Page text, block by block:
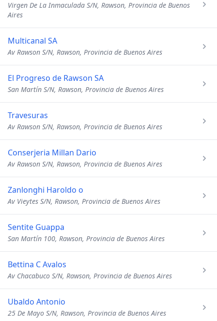
Virgen De La Inmaculada S/N, Rawson, Provincia de Buenos
Aires
Multicanal SA
Av Rawson S/N, Rawson, Provincia de Buenos Aires
El Progreso de Rawson SA
San Martín S/N, Rawson, Provincia de Buenos Aires
Travesuras
Av Rawson S/N, Rawson, Provincia de Buenos Aires
Conserjeria Millan Dario
Av Rawson S/N, Rawson, Provincia de Buenos Aires
Zanlonghi Haroldo o
Av Vieytes S/N, Rawson, Provincia de Buenos Aires
Sentite Guappa
San Martín 100, Rawson, Provincia de Buenos Aires
Bettina C Avalos
Av Chacabuco S/N, Rawson, Provincia de Buenos Aires
Ubaldo Antonio
25 De Mayo S/N, Rawson, Provincia de Buenos Aires